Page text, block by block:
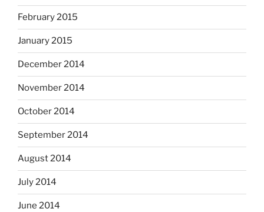
February 2015
January 2015
December 2014
November 2014
October 2014
September 2014
August 2014
July 2014
June 2014